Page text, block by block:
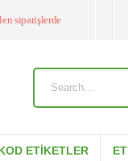
siparişlerde
ETIKETLER